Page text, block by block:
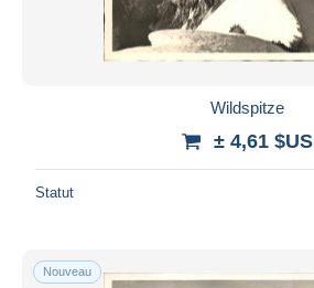
Wildspitze
± 4,61 $US
Statut
Nouveau